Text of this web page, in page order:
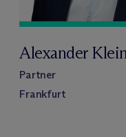
Alexander
Partner
Frankfurt